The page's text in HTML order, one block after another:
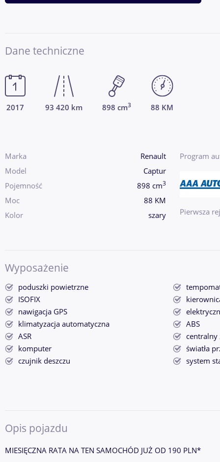
Dane techniczne
2017 93 420 km 898 cm3 88 KM
Marka
Renault
Model
Captur
Pojemność
898 cm3
Moc
88 KM
Kolor
szary
Program
Pierwsza
Wyposażenie
poduszki powietrzne
ISOFIX
nawigacja GPS
klimatyzacja automatyczna
ABS
ASR
centralny
komputer
światła
czujnik deszczu
system
Opis pojazdu
MIESIĘCZNA RATA NA TEN SAMOCHÓD JUŻ OD 190 PLN*